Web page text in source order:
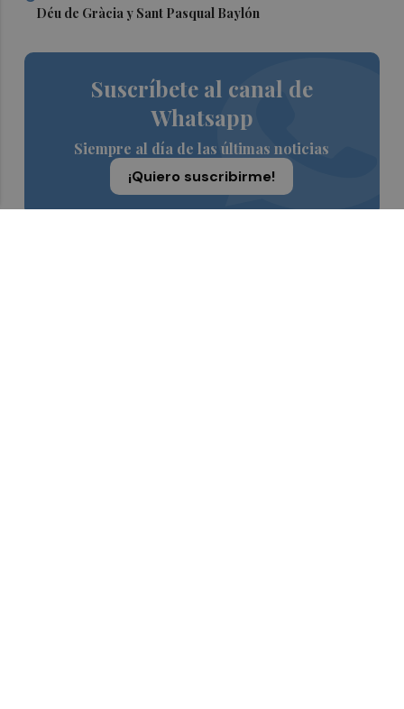
Déu de Gràcia y Sant Pasqual Baylón
Suscríbete al canal de
Whatsapp
Siempre al día de las últimas noticias
¡Quiero suscribirme!